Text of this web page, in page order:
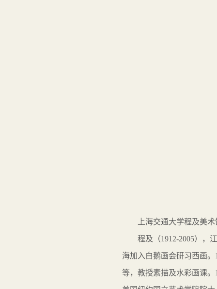
上海交通大学程及美
程及（1912-2005），
海加入白鹅画会研习西画
等，教授素描及水彩画课